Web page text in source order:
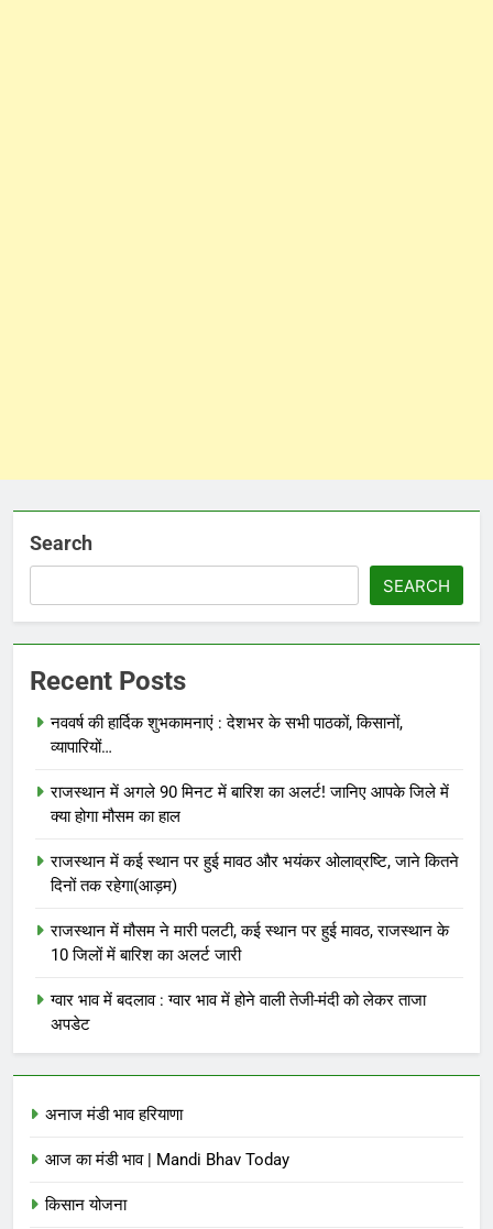
Search
SEARCH
Recent Posts
नववर्ष की हार्दिक शुभकामनाएं : देशभर के सभी पाठकों, किसानों,
व्यापारियों…
राजस्थान में अगले 90 मिनट में बारिश का अलर्ट! जानिए आपके जिले में
क्या होगा मौसम का हाल
राजस्थान में कई स्थान पर हुई मावठ और भयंकर ओलाव्रष्टि, जाने कितने
दिनों तक रहेगा(आड़म)
राजस्थान में मौसम ने मारी पलटी, कई स्थान पर हुई मावठ, राजस्थान के
10 जिलों में बारिश का अलर्ट जारी
ग्वार भाव में बदलाव : ग्वार भाव में होने वाली तेजी-मंदी को लेकर ताजा
अपडेट
अनाज मंडी भाव हरियाणा
आज का मंडी भाव | Mandi Bhav Today
किसान योजना